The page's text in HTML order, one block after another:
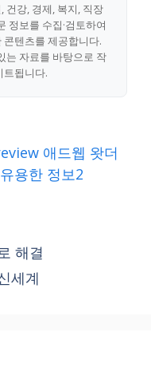
건강, 경제, 복지, 직장
정보를 수집·검토하여
텐츠를 제공합니다.
는 자료를 바탕으로 작
트됩니다.
애드웹 왓더
유용한 정보2
해결
세계